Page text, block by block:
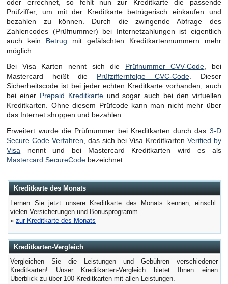
oder errechnet, so fehlt nun zur Kreditkarte die passende
Prüfziffer, um mit der Kreditkarte betrügerisch einkaufen und
bezahlen zu können. Durch die zwingende Abfrage des
Zahlencodes (Prüfnummer) bei Internetzahlungen ist eigentlich
auch kein
Betrug mit gefälschten Kreditkartennummern mehr
möglich.
Bei Visa Karten nennt sich die Prüfnummer CVV-Code, bei
Mastercard heißt die
Prüfziffernfolge CVC-Code. Dieser
Sicherheitscode ist bei jeder echten Kreditkarte vorhanden, auch
bei einer Prepaid Kreditkarteund sogar auch bei den virtuellen
Kreditkarten. Ohne diesem Prüfcode kann man nicht mehr über
das Internet shoppen und bezahlen.
Erweitert wurde die Prüfnummer bei Kreditkarten durch das 3-D
Secure Code Verfahren, das sich bei Visa Kreditkarten Verified by
Visa nennt und bei Mastercard Kreditkarten wird es als
Mastercard SecureCode bezeichnet.
Kreditkarte des Monats
Lernen Sie jetzt unsere Kreditkarte des Monats kennen, einschl.
vielen Versicherungen und Bonusprogramm.
»zur Kreditkarte des Monats
Kreditkarten-Vergleich
Vergleichen Sie die Leistungen und Gebühren verschiedener
Kreditkarten! Unser Kreditkarten-Vergleich bietet Ihnen einen
Überblick zu über 100 Kreditkarten mit allen Leistungen.